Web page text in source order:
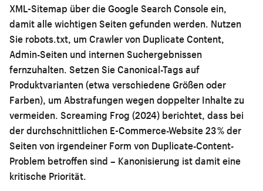
XML-Sitemap über die Google Search Console ein,
damit alle wichtigen Seiten gefunden werden. Nutzen
Sie robots.txt, um Crawler von Duplicate Content,
Admin-Seiten und internen Suchergebnissen
fernzuhalten. Setzen Sie Canonical-Tags auf
Produktvarianten (etwa verschiedene Größen oder
Farben), um Abstrafungen wegen doppelter Inhalte zu
vermeiden. Screaming Frog (2024) berichtet, dass bei
der durchschnittlichen E-Commerce-Website 23 % der
Seiten von irgendeiner Form von Duplicate-Content-
Problem betroffen sind – Kanonisierung ist damit eine
kritische Priorität.